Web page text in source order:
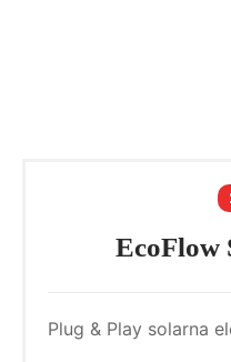
EcoFlow
Plug & Play solarna